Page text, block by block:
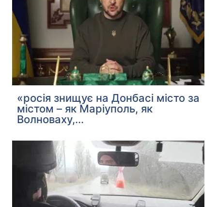
«росія знищує на Донбасі місто за
містом – як Маріуполь, як
Волноваху,...